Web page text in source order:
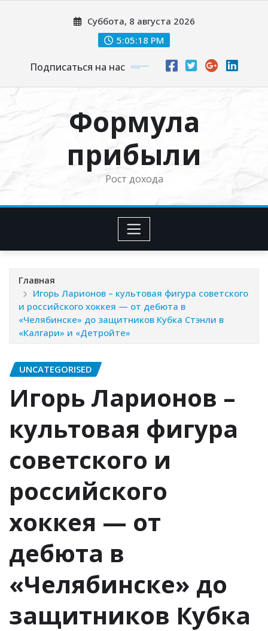
Суббота, 8 августа 2026
5:05:19 PM
Подписаться на нас
Формула
прибыли
Рост дохода
Главная
Игорь Ларионов – культовая фигура советского
и российского хоккея — от дебюта в
«Челябинске» до защитников Кубка Стэнли в
«Калгари» и «Детройте»
UNCATEGORISED
Игорь Ларионов –
культовая фигура
советского и
российского
хоккея — от
дебюта в
«Челябинске» до
защитников Кубка